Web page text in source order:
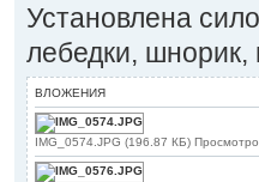
Установлена
лебедки, шнорик,
ВЛОЖЕНИЯ
IMG_0574.JPG (196.87 КБ)